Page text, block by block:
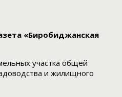
«Биробиджанская
участка общей
и жилищного